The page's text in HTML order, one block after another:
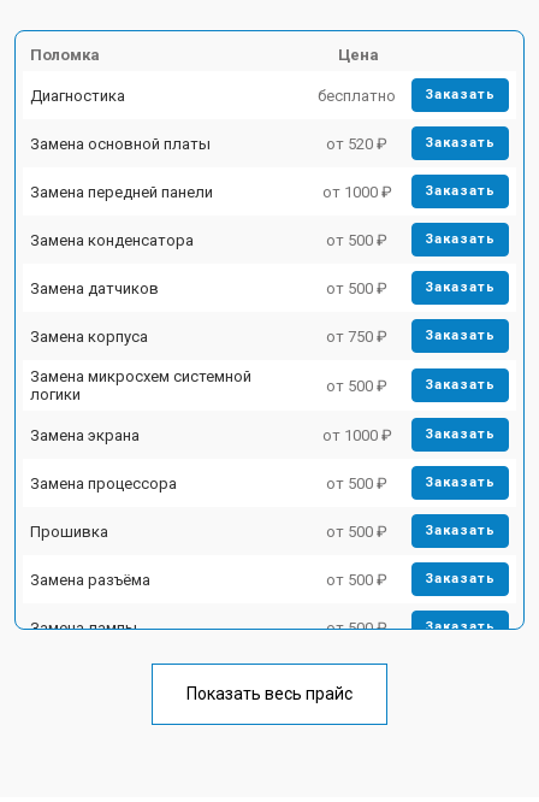
Поломка Цена
Диагностика бесплатно Заказать
Замена основной платы от 520 ₽ Заказать
Замена передней панели от 1000 ₽ Заказать
Замена конденсатора от 500 ₽ Заказать
Замена датчиков от 500 ₽ Заказать
Замена корпуса от 750 ₽ Заказать
Замена микросхем системной
логики
от 500 ₽ Заказать
Замена экрана от 1000 ₽ Заказать
Замена процессора от 500 ₽ Заказать
Прошивка от 500 ₽ Заказать
Замена разъёма от 500 ₽ Заказать
Замена лампы от 500 ₽ Заказать
Показать весь прайс